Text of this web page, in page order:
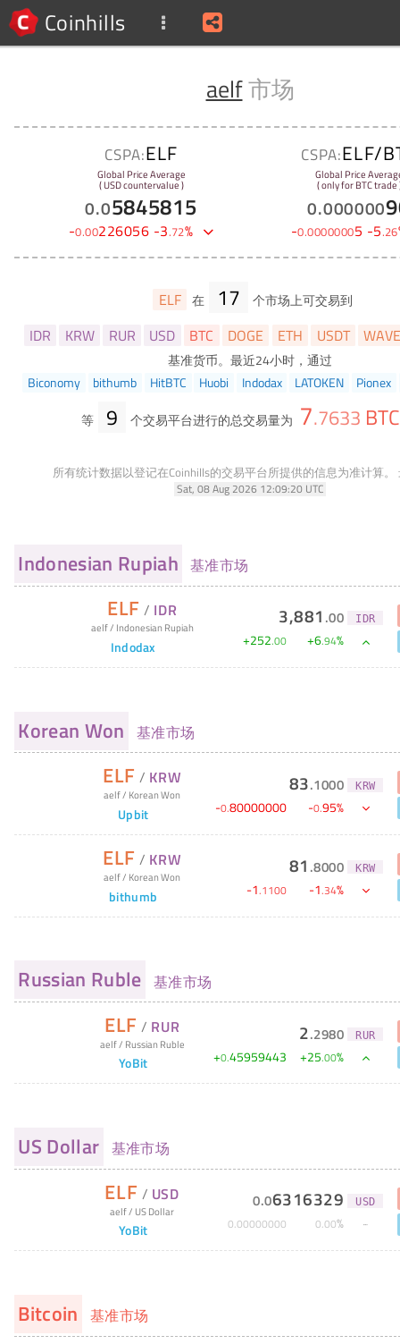
Coinhills
aelf市场
CSPA:ELF
Global Price Average
( USD countervalue )
0.05845815
-0.00226056 -3.72%
CSPA:ELF/
Global Price
( only for BTC trade
0.000000
-0.00000005 -5.26
ELF 在 17 个市场上可交易到
IDR KRW RUR USD BTC DOGE ETH USDT
基准货币。最近24小时，通过
Biconomy
bithumb HitBTC Huobi Indodax LATOKEN
Pionex
等
9 个交易平台进行的总交易量为 7.7633 BTC
所有统计数据以登记在Coinhills的交易平台所提供的信息为准计算。
Sat, 08 Aug 2026 12:09:20 UTC
Indonesian Rupiah 基准市场
ELF / IDR
aelf/ Indonesian Rupiah
Indodax
3,881 .00 IDR
+252.00 +6.94%
Korean Won 基准市场
ELF / KRW
aelf/ Korean Won
Upbit
83.1000 KRW
-0.80000000 -0.95%
ELF / KRW
aelf/ Korean Won
bithumb
81 .8000 KRW
-1.1100 -1.34%
Russian Ruble 基准市场
ELF / RUR
aelf/ Russian Ruble
YoBit
2.2980 RUR
+0.45959443 +25.00%
US Dollar 基准市场
ELF / USD
aelf/ US Dollar
YoBit
0.06316329 USD
0.00000000 0.00%
Bitcoin 基准市场